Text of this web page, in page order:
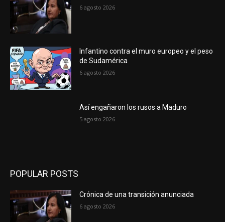
6 agosto 2026
Infantino contra el muro europeo y el peso
de Sudamérica
6 agosto 2026
Así engañaron los rusos a Maduro
5 agosto 2026
POPULAR POSTS
Crónica de una transición anunciada
6 agosto 2026